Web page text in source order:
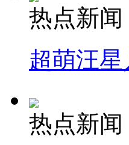
热点新闻
超萌汪
热点新闻